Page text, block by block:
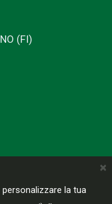
×
la tua
(FI)